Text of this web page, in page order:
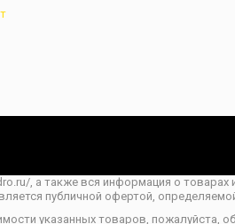
, а также вся информация о товарах
публичной офертой,
указанных товаров,